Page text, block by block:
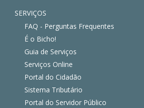
SERVIÇOS
FAQ - Perguntas Frequentes
É o Bicho!
Guia de Serviços
Serviços Online
Portal do Cidadão
Sistema Tributário
Portal do Servidor Público